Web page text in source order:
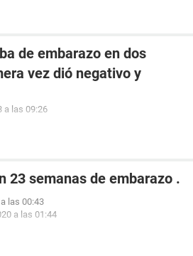
de embarazo en dos
vez dió negativo y
a las 09:26
23 semanas de embarazo .
las 00:43
a las 01:44